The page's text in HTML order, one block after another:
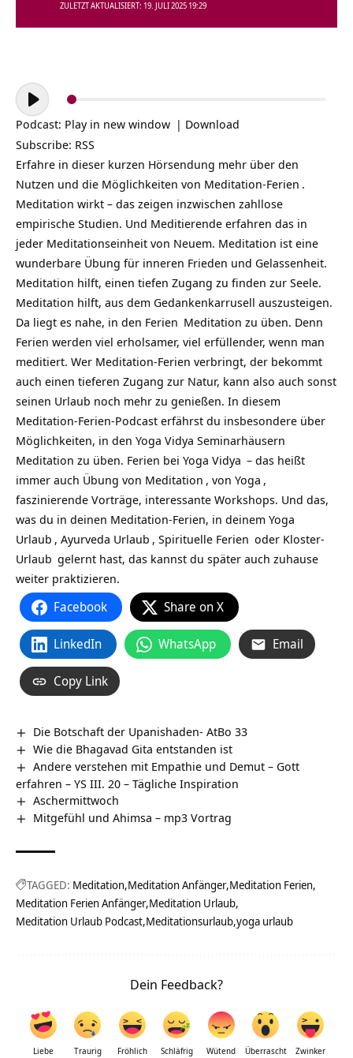
ZULETZT AKTUALISIERT: 19. JULI 2025 19:29
Audio-
Player
Podcast: Play in new window | Download
Subscribe: RSS
Erfahre in dieser kurzen Hörsendung mehr über den
Nutzen und die Möglichkeiten von Meditation-Ferien .
Meditation wirkt – das zeigen inzwischen zahllose
empirische Studien. Und Meditierende erfahren das in
jeder Meditationseinheit von Neuem. Meditation ist eine
wunderbare Übung für inneren Frieden und Gelassenheit.
Meditation hilft, einen tiefen Zugang zu finden zur Seele.
Meditation hilft, aus dem Gedankenkarrusell auszusteigen.
Da liegt es nahe, in den Ferien Meditation zu üben. Denn
Ferien werden viel erholsamer, viel erfüllender, wenn man
meditiert. Wer Meditation-Ferien verbringt, der bekommt
auch einen tieferen Zugang zur Natur, kann also auch sonst
seinen Urlaub noch mehr zu genießen. In diesem
Meditation-Ferien-Podcast erfährst du insbesondere über
Möglichkeiten, in den Yoga Vidya Seminarhäusern
Meditation zu üben. Ferien bei Yoga Vidya – das heißt
immer auch Übung von Meditation , von Yoga ,
faszinierende Vorträge, interessante Workshops. Und das,
was du in deinen Meditation-Ferien, in deinem Yoga
Urlaub , Ayurveda Urlaub , Spirituelle Ferien oder Kloster-
Urlaub gelernt hast, das kannst du später auch zuhause
weiter praktizieren.
Facebook Share on X
LinkedIn WhatsApp Email
Copy Link
Die Botschaft der Upanishaden- AtBo 33
Wie die Bhagavad Gita entstanden ist
Andere verstehen mit Empathie und Demut – Gott
erfahren – YS III. 20 – Tägliche Inspiration
Aschermittwoch
Mitgefühl und Ahimsa – mp3 Vortrag
TAGGED: Meditation Meditation Anfänger Meditation Ferien
Meditation Ferien Anfänger Meditation Urlaub
Meditation Urlaub Podcast Meditationsurlaub yoga urlaub
Dein Feedback?
Liebe Traurig Fröhlich Schläfrig Wütend Überrascht Zwinker